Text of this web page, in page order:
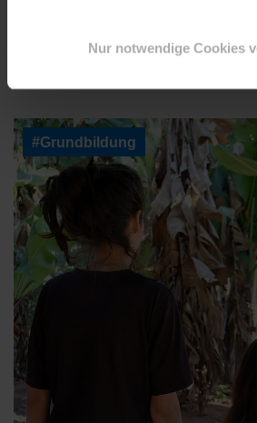
Nur notwendige Cookies
diesem Vorurteil und
#Grundbildung